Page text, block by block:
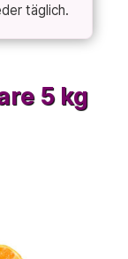
täglich.
5 kg